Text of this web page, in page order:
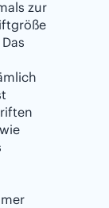
zur